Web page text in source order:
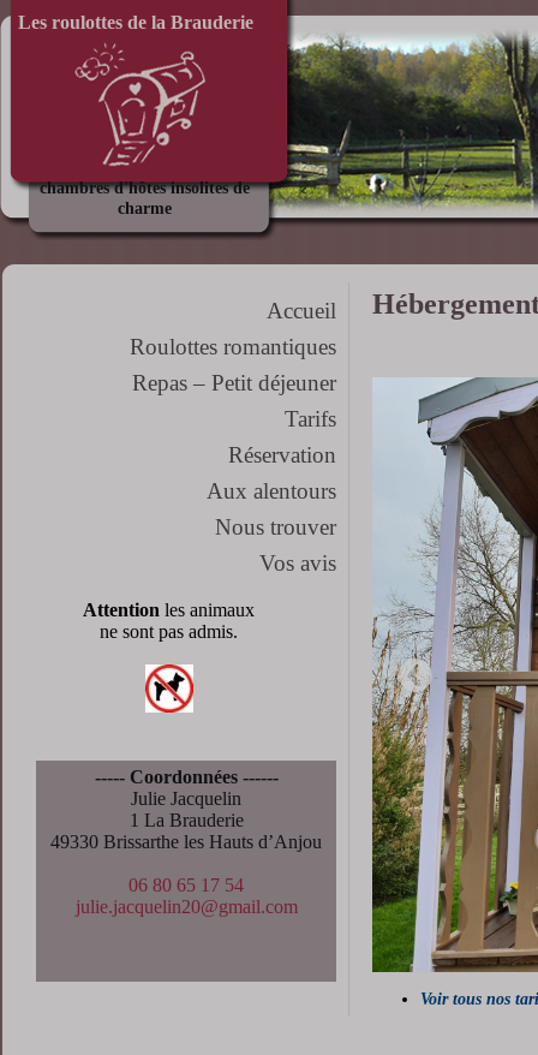
Les roulottes de la Brauderie
chambres d'hôtes insolites de
charme
Accueil
Roulottes romantiques
Repas – Petit déjeuner
Tarifs
Réservation
Aux alentours
Nous trouver
Vos avis
Attention les animaux
ne sont pas admis.
----- Coordonnées ------
Julie Jacquelin
1 La Brauderie
49330 Brissarthe les Hauts d’Anjou
06 80 65 17 54
julie.jacquelin20@gmail.com
Voir tous nos